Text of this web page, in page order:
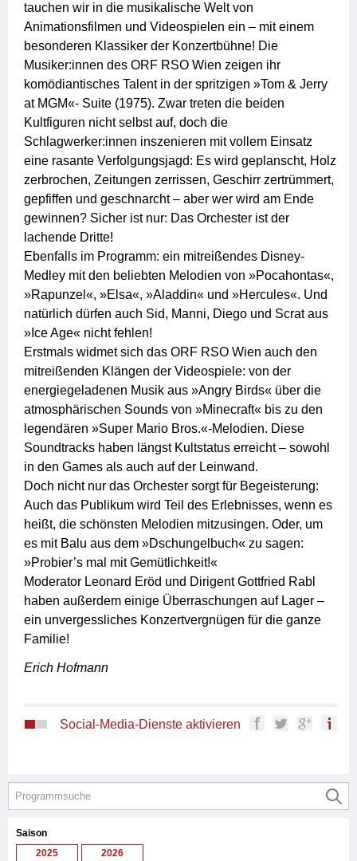
tauchen wir in die musikalische Welt von
Animationsfilmen und Videospielen ein – mit einem
besonderen Klassiker der Konzertbühne! Die
Musiker:innen des ORF RSO Wien zeigen ihr
komödiantisches Talent in der spritzigen »Tom & Jerry
at MGM«- Suite (1975). Zwar treten die beiden
Kultfiguren nicht selbst auf, doch die
Schlagwerker:innen inszenieren mit vollem Einsatz
eine rasante Verfolgungsjagd: Es wird geplanscht, Holz
zerbrochen, Zeitungen zerrissen, Geschirr zertrümmert,
gepfiffen und geschnarcht – aber wer wird am Ende
gewinnen? Sicher ist nur: Das Orchester ist der
lachende Dritte!
Ebenfalls im Programm: ein mitreißendes Disney-
Medley mit den beliebten Melodien von »Pocahontas«,
»Rapunzel«, »Elsa«, »Aladdin« und »Hercules«. Und
natürlich dürfen auch Sid, Manni, Diego und Scrat aus
»Ice Age« nicht fehlen!
Erstmals widmet sich das ORF RSO Wien auch den
mitreißenden Klängen der Videospiele: von der
energiegeladenen Musik aus »Angry Birds« über die
atmosphärischen Sounds von »Minecraft« bis zu den
legendären »Super Mario Bros.«-Melodien. Diese
Soundtracks haben längst Kultstatus erreicht – sowohl
in den Games als auch auf der Leinwand.
Doch nicht nur das Orchester sorgt für Begeisterung:
Auch das Publikum wird Teil des Erlebnisses, wenn es
heißt, die schönsten Melodien mitzusingen. Oder, um
es mit Balu aus dem »Dschungelbuch« zu sagen:
»Probier’s mal mit Gemütlichkeit!«
Moderator Leonard Eröd und Dirigent Gottfried Rabl
haben außerdem einige Überraschungen auf Lager –
ein unvergessliches Konzertvergnügen für die ganze
Familie!
Erich Hofmann
Social-Media-Dienste aktivieren
Saison
2025
2026